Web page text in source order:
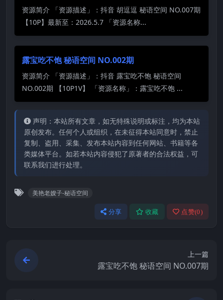
资源简介 「资源描述」：抖音 胡逗逗 秘语空间 NO.007期
【10P】最新至：2026.5.7 「资源名称...
露宝吃不饱 秘语空间 NO.002期
资源简介 「资源描述」：抖音 露宝吃不饱 秘语空间
NO.002期 【10P1V】 「资源名称」：露宝吃不饱 ...
声明：本站所有文章，如无特殊说明或标注，均为本站
原创发布。任何个人或组织，在未征得本站同意时，禁止
复制、盗用、采集、发布本站内容到任何网站、书籍等各
类媒体平台。如若本站内容侵犯了原著者的合法权益，可
联系我们进行处理。
美艳老嫂子-秘语空间
分享 收藏 点赞(0)
上一篇
露宝吃不饱 秘语空间 NO.007期